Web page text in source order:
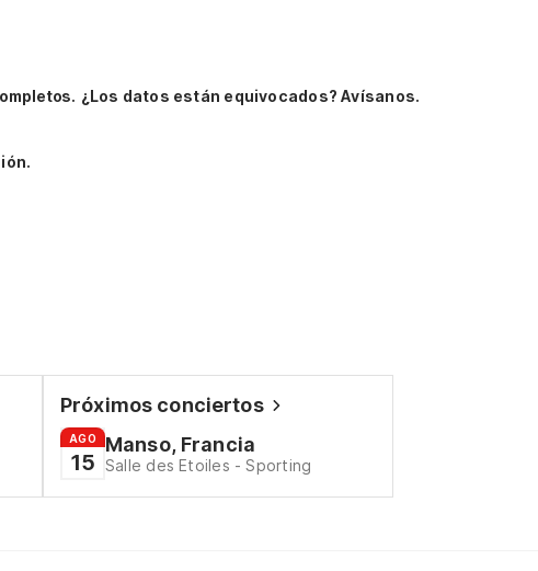
¿Los datos están equivocados? Avísanos.
Próximos conciertos
AGO
15
Manso, Francia
Salle des Etoiles - Sporting